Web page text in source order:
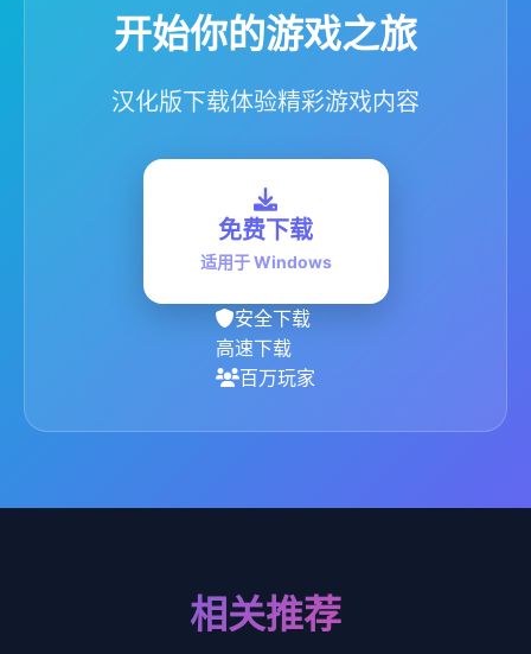
开始你的游戏之旅
汉化版下载体验精彩游戏内容
免费下载
适用于 Windows
安全下载
高速下载
百万玩家
相关推荐